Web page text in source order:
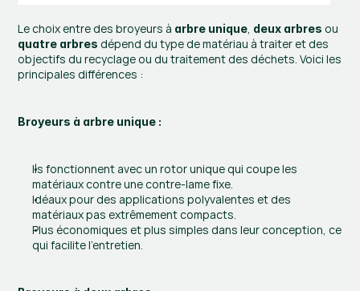
Le choix entre des broyeurs à arbre unique, deux arbres
quatre arbres dépend du type de matériau à traiter et des
objectifs du recyclage ou du traitement des déchets. Voici les
principales différences :
Broyeurs à arbre unique :
Ils fonctionnent avec un rotor unique qui coupe les
matériaux contre une contre-lame fixe.
Idéaux pour des applications polyvalentes et des
matériaux pas extrêmement compacts.
Plus économiques et plus simples dans leur conception, ce
qui facilite l’entretien.